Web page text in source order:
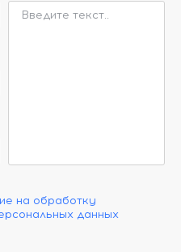
на обработку
данных